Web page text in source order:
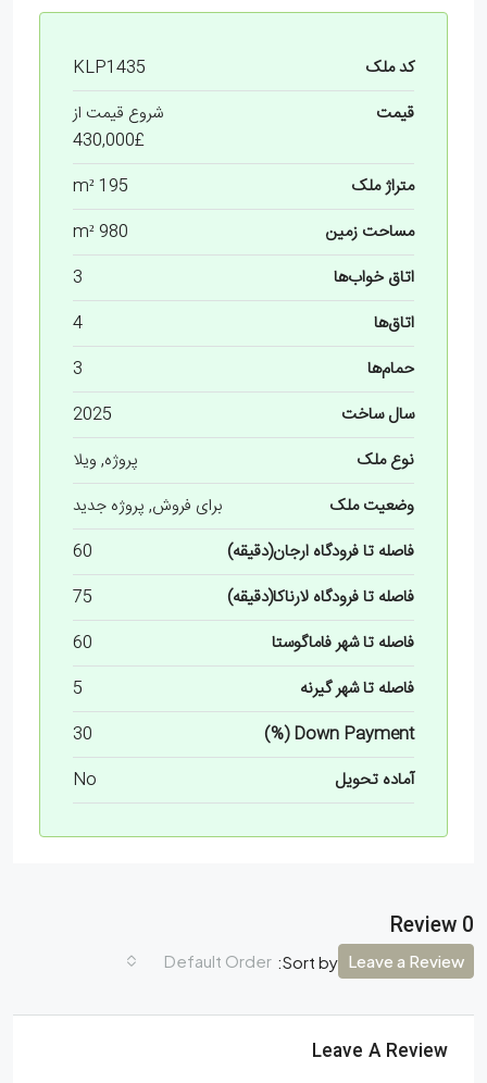
کد ملک
KLP1435
قیمت
شروع قیمت از
£430,000
متراژ ملک
195 m²
مساحت زمین
980 m²
اتاق خواب‌ها
3
اتاق‌ها
4
حمام‌ها
3
سال ساخت
2025
نوع ملک
پروژه, ویلا
وضعیت ملک
برای فروش, پروژه جدید
فاصله تا فرودگاه ارجان(دقیقه)
60
فاصله تا فرودگاه لارناکا(دقیقه)
75
فاصله تا شهر فاماگوستا
60
فاصله تا شهر گیرنه
5
Down Payment (%)
30
آماده تحویل
No
0 Review
Sort by:
Default Order Leave a Review
Leave A Review